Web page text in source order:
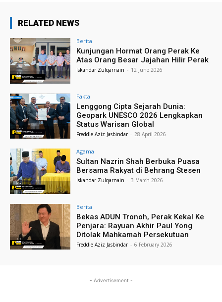
RELATED NEWS
Berita
Kunjungan Hormat Orang Perak Ke
Atas Orang Besar Jajahan Hilir Perak
Iskandar Zulqarnain - 12 June 2026
Fakta
Lenggong Cipta Sejarah Dunia:
Geopark UNESCO 2026 Lengkapkan
Status Warisan Global
Freddie Aziz Jasbindar - 28 April 2026
Agama
Sultan Nazrin Shah Berbuka Puasa
Bersama Rakyat di Behrang Stesen
Iskandar Zulqarnain - 3 March 2026
Berita
Bekas ADUN Tronoh, Perak Kekal Ke
Penjara: Rayuan Akhir Paul Yong
Ditolak Mahkamah Persekutuan
Freddie Aziz Jasbindar - 6 February 2026
- Advertisement -